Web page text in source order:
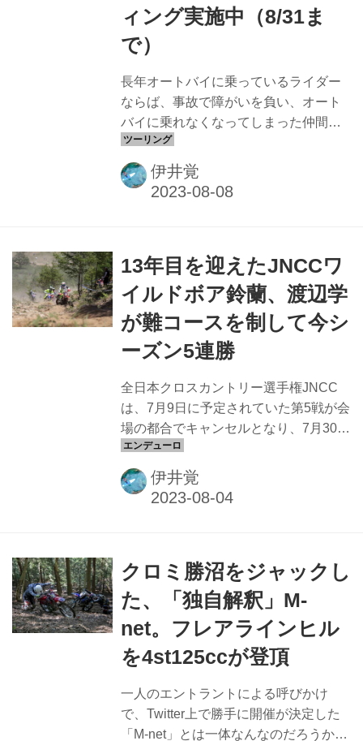
す」ではなく「できるを探す」
SSP（Side Stand Project）とは？ 近年
オートバイ業界の中で着々とその知名
ィング実施中（8/31ま
で）
長年オートバイに乗っているライダー
ならば、事故で障がいを負い、オート
バイに乗れなくなってしまった仲間が
いないだろうか。でももし、ともに青
春を過ごした仲間と、もう一度一緒に
ツーリングできるチャンスがあるとし
催される。8月31日までクラウドファン
ディングを実施中だ ［第2弾]障がいを
抱えてもオートバイに乗る夢を叶えた
い！障がい者の夢を一緒に 「だめを探
す」ではなく「できるを探す」
オートバイ業界の中で着々とその知名
度を上げて...
伊井覚
13年目を迎えたJNCCワ
イルドボア鈴蘭、渡辺学
が難コースを制して今シ
ーズン5連勝
全日本クロスカントリー選手権JNCC
は、7月9日に予定されていた第5戦が会
場の都合でキャンセルとなり、7月30日
の第6戦ワイルドボア鈴蘭を迎えた。岐
阜県の鈴蘭高原スキー場で開催される
この大会は今年で13年目となり、今や
タイヤにブロックの低いFIMタイヤ規制
を敷いているが、岐阜県鈴蘭高原スキ
ー場はすでにスキー場としての営業を
辞めて久しく、コース復旧の必要がな
いため、この規制は適用されていな
い。 ワイルドボア鈴蘭はコース上全体
に大小の石が転がっており、その難易
度はJNCCでも随一と言わ...
伊井覚
クロミ勝沼をジャックし
た、「独自解釈」M-
net。フレアラインヒル
を4st125ccが登頂
一人のエントラントによる呼びかけ
で、Twitter上で勝手に開催が決定した
「M-net」とは一体なんなのだろうか。